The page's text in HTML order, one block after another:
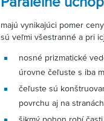
majú vynikajúci pomer
sú veľmi všestranné a pri
nosné prizmatické
úrovne čeľuste s iba
čeľuste sú
povrchu aj na stranách